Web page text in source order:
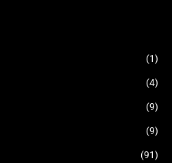
(1)
(4)
(9)
(9)
(91)